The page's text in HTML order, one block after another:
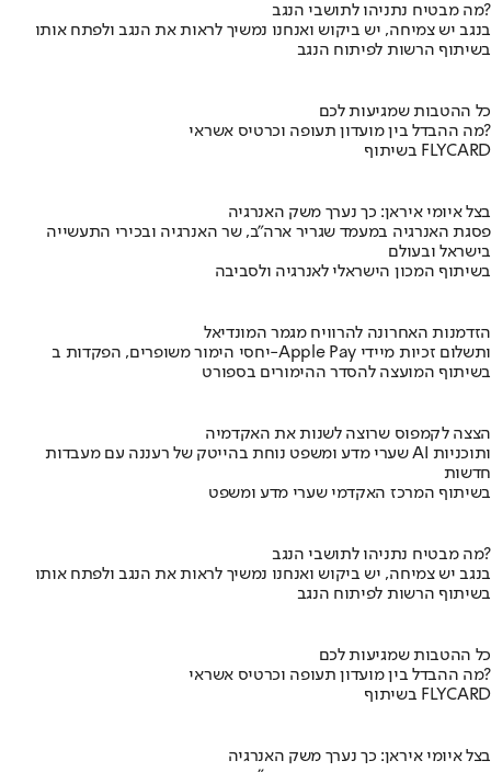
מה מבטיח נתניהו לתושבי הנגב?
בנגב יש צמיחה, יש ביקוש ואנחנו נמשיך לראות את הנגב ולפתח אותו
בשיתוף הרשות לפיתוח הנגב
כל ההטבות שמגיעות לכם
מה ההבדל בין מועדון תעופה וכרטיס אשראי?
בשיתוף FLYCARD
בצל איומי איראן: כך נערך משק האנרגיה
פסגת האנרגיה במעמד שגריר ארה"ב, שר האנרגיה ובכירי התעשייה
בישראל ובעולם
בשיתוף המכון הישראלי לאנרגיה ולסביבה
הזדמנות האחרונה להרוויח מגמר המונדיאל
יחסי הימור משופרים, הפקדות ב-Apple Pay ותשלום זכיות מיידי
בשיתוף המועצה להסדר ההימורים בספורט
הצצה לקמפוס שרוצה לשנות את האקדמיה
שערי מדע ומשפט נוחת בהייטק של רעננה עם מעבדות AI ותוכניות
חדשות
בשיתוף המרכז האקדמי שערי מדע ומשפט
מה מבטיח נתניהו לתושבי הנגב?
בנגב יש צמיחה, יש ביקוש ואנחנו נמשיך לראות את הנגב ולפתח אותו
בשיתוף הרשות לפיתוח הנגב
כל ההטבות שמגיעות לכם
מה ההבדל בין מועדון תעופה וכרטיס אשראי?
בשיתוף FLYCARD
בצל איומי איראן: כך נערך משק האנרגיה